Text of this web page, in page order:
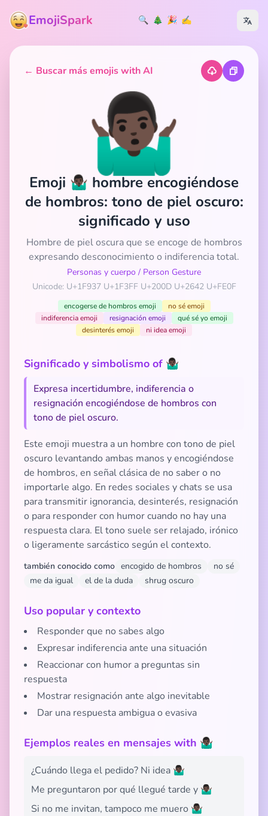
EmojiSpark 🔍 🎄 🎉 ✍️
← Buscar más emojis with AI
🤷🏿‍♂️
Emoji 🤷🏿‍♂️ hombre encogiéndose
de hombros: tono de piel oscuro:
significado y uso
Hombre de piel oscura que se encoge de hombros
expresando desconocimiento o indiferencia total.
Personas y cuerpo / Person Gesture
Unicode: U+1F937 U+1F3FF U+200D U+2642 U+FE0F
encogerse de hombros emoji
no sé emoji
indiferencia emoji
resignación emoji
qué sé yo emoji
desinterés emoji
ni idea emoji
Significado y simbolismo of 🤷🏿‍♂️
Expresa incertidumbre, indiferencia o
resignación encogiéndose de hombros con
tono de piel oscuro.
Este emoji muestra a un hombre con tono de piel
oscuro levantando ambas manos y encogiéndose
de hombros, en señal clásica de no saber o no
importarle algo. En redes sociales y chats se usa
para transmitir ignorancia, desinterés, resignación
o para responder con humor cuando no hay una
respuesta clara. El tono suele ser relajado, irónico
o ligeramente sarcástico según el contexto.
también conocido como encogido de hombros
no sé
me da igual
el de la duda shrug oscuro
Uso popular y contexto
Responder que no sabes algo
Expresar indiferencia ante una situación
Reaccionar con humor a preguntas sin
respuesta
Mostrar resignación ante algo inevitable
Dar una respuesta ambigua o evasiva
Ejemplos reales en mensajes with 🤷🏿‍♂️
¿Cuándo llega el pedido? Ni idea 🤷🏿‍♂️
Me preguntaron por qué llegué tarde y 🤷🏿‍♂️
Si no me invitan, tampoco me muero 🤷🏿‍♂️